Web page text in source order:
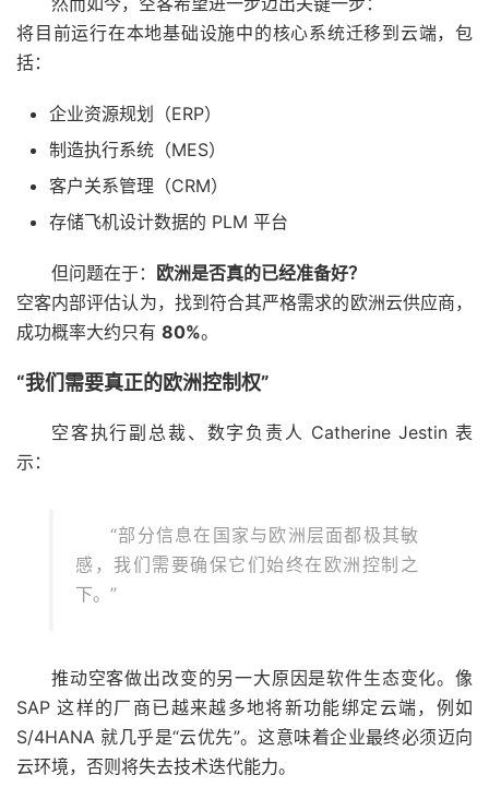
将目前运行在本地基础设施中的核心系统迁移到云端，包
括：
企业资源规划（ERP）
制造执行系统（MES）
客户关系管理（CRM）
存储飞机设计数据的 PLM 平台
但问题在于：
欧洲是否真的已经准备好？
空客内部评估认为，找到符合其严格需求的欧洲云供应商，
成功概率大约只有 80%。
“我们需要真正的欧洲控制权”
空客执行副总裁、数字负责人 Catherine Jestin 表
示：
“部分信息在国家与欧洲层面都极其敏
感，我们需要确保它们始终在欧洲控制之
下。”
推动空客做出改变的另一大原因是软件生态变化。像
SAP 这样的厂商已越来越多地将新功能绑定云端，例如
S/4HANA 就几乎是“云优先”。这意味着企业最终必须迈向
云环境，否则将失去技术迭代能力。